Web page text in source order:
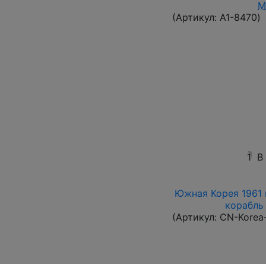
(Артикул: A1-8470)
1 В
Южная Корея 1961
(Артикул: CN-